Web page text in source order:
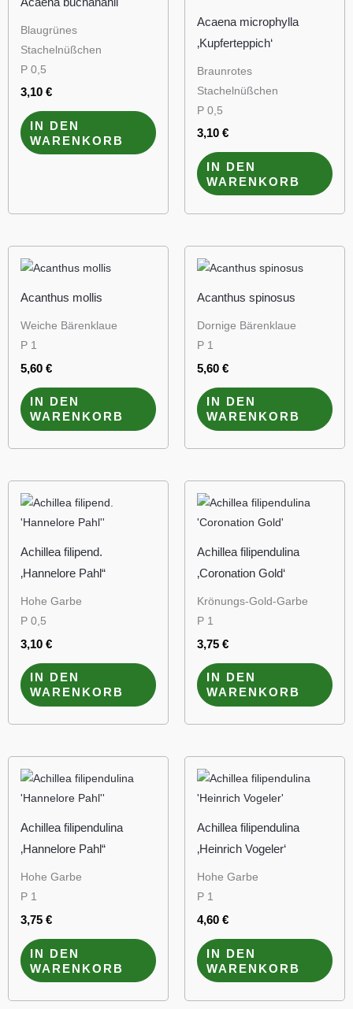
Blaugrünes
Stachelnüßchen
P 0,5
3,10 €
IN DEN
WARENKORB
Acaena microphylla
‚Kupferteppich‘
Braunrotes
Stachelnüßchen
P 0,5
3,10 €
IN DEN
WARENKORB
Acanthus mollis
Weiche Bärenklaue
P 1
5,60 €
IN DEN
WARENKORB
Acanthus spinosus
Dornige Bärenklaue
P 1
5,60 €
IN DEN
WARENKORB
Achillea filipend.
‚Hannelore Pahl“
Hohe Garbe
P 0,5
3,10 €
IN DEN
WARENKORB
Achillea filipendulina
‚Coronation Gold‘
Krönungs-Gold-Garbe
P 1
3,75 €
IN DEN
WARENKORB
Achillea filipendulina
‚Hannelore Pahl“
Hohe Garbe
P 1
3,75 €
IN DEN
WARENKORB
Achillea filipendulina
‚Heinrich Vogeler‘
Hohe Garbe
P 1
4,60 €
IN DEN
WARENKORB